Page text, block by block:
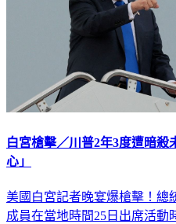
白宮槍擊／川普2年3度遭暗
心」
美國白宮記者晚宴爆槍擊！總
成員在當地時間25日出席活動